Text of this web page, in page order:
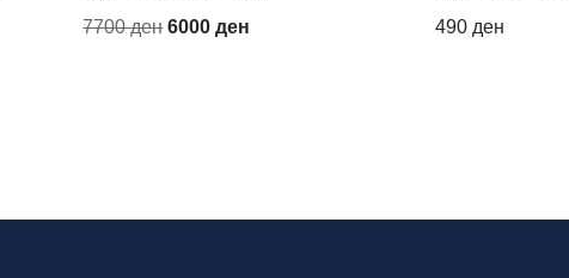
7700ден 6000ден 490 ден